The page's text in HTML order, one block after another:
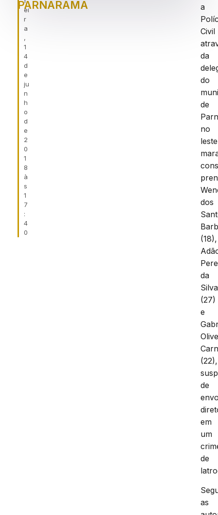
ei
r
a
,
1
4
d
e
ju
n
h
o
d
e
2
0
1
8
à
s
1
7
:
4
0
PARNARAMA
a
Civil
da
do
de
no
leste
dos
(18),
da
Silva
(27)
e
(22),
de
em
um
de
as